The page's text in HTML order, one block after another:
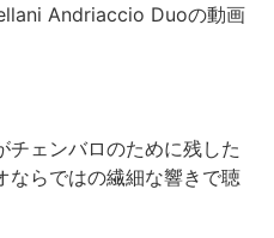
Andriaccio Duoの動画
チェンバロのために残した
ならではの繊細な響きで聴